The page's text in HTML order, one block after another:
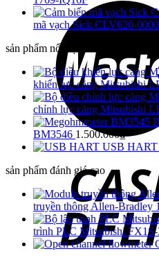
mã vạch Sick CLV620-
sản phẩm nối bật
khiển lực căng Mitsubishi
chỉnh lực căng Mitsubishi
BM3546 1.500.000₫
USB HART
sản phẩm đánh giá cao
truyền thông Allen-Bradley
trình PLC Mitsubishi